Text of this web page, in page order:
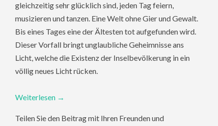
gleichzeitig sehr glücklich sind, jeden Tag feiern,
musizieren und tanzen. Eine Welt ohne Gier und Gewalt.
Bis eines Tages eine der Ältesten tot aufgefunden wird.
Dieser Vorfall bringt unglaubliche Geheimnisse ans
Licht, welche die Existenz der Inselbevölkerung in ein
völlig neues Licht rücken.
Weiterlesen →
Teilen Sie den Beitrag mit Ihren Freunden und